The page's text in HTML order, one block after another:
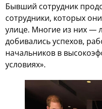
Бывший сотрудник
сотрудники, которых
улице. Многие из них —
добивались успехов,
начальников в
условиях».